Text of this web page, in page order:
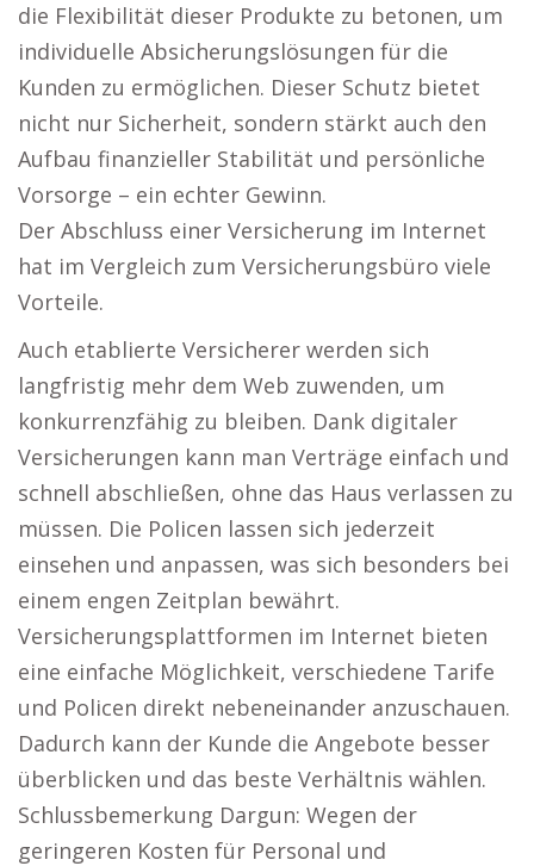
die Flexibilität dieser Produkte zu betonen, um
individuelle Absicherungslösungen für die
Kunden zu ermöglichen. Dieser Schutz bietet
nicht nur Sicherheit, sondern stärkt auch den
Aufbau finanzieller Stabilität und persönliche
Vorsorge – ein echter Gewinn.
Der Abschluss einer Versicherung im Internet
hat im Vergleich zum Versicherungsbüro viele
Vorteile.
Auch etablierte Versicherer werden sich
langfristig mehr dem Web zuwenden, um
konkurrenzfähig zu bleiben. Dank digitaler
Versicherungen kann man Verträge einfach und
schnell abschließen, ohne das Haus verlassen zu
müssen. Die Policen lassen sich jederzeit
einsehen und anpassen, was sich besonders bei
einem engen Zeitplan bewährt.
Versicherungsplattformen im Internet bieten
eine einfache Möglichkeit, verschiedene Tarife
und Policen direkt nebeneinander anzuschauen.
Dadurch kann der Kunde die Angebote besser
überblicken und das beste Verhältnis wählen.
Schlussbemerkung Dargun: Wegen der
geringeren Kosten für Personal und